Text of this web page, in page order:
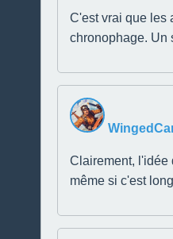
C'est vrai que les
chronophage. Un
Clairement, l'idée
même si c'est